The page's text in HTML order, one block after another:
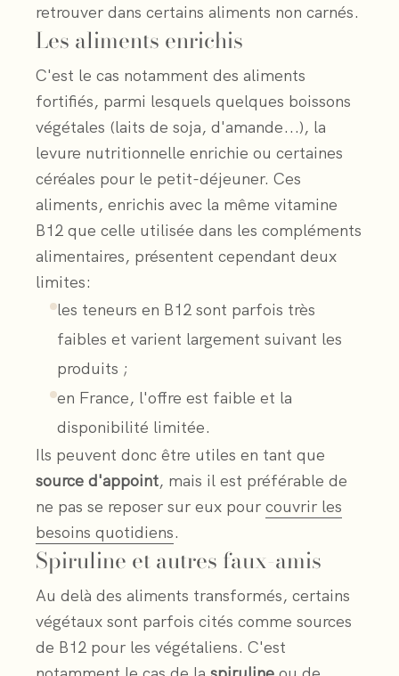
retrouver dans certains aliments non carnés.
Les aliments enrichis
C'est le cas notamment des aliments
fortifiés, parmi lesquels quelques boissons
végétales (laits de soja, d'amande...), la
levure nutritionnelle enrichie ou certaines
céréales pour le petit-déjeuner. Ces
aliments, enrichis avec la même vitamine
B12 que celle utilisée dans les compléments
alimentaires, présentent cependant deux
limites:
les teneurs en B12 sont parfois très
faibles et varient largement suivant les
produits ;
en France, l'offre est faible et la
disponibilité limitée.
Ils peuvent donc être utiles en tant que
source d'appoint, mais il est préférable de
ne pas se reposer sur eux pour couvrir les
besoins quotidiens.
Spiruline et autres faux-amis
Au delà des aliments transformés, certains
végétaux sont parfois cités comme sources
de B12 pour les végétaliens. C'est